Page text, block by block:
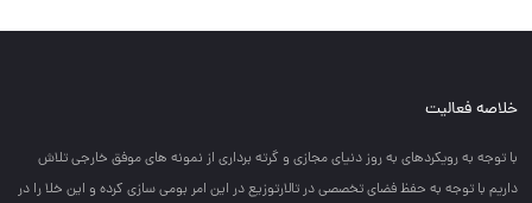
خلاصه فعالیت
با توجه به رويكردهاي به روز دنياي مجازي و گرته برداري از نمونه هاي موفق خارجي تلاش
داريم با توجه به حفظ فضاي تخصصي در تالارتوزيع در اين امر بومي سازي كرده و اين خلا را در